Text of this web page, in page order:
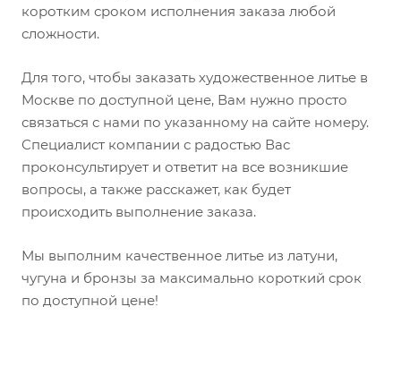
коротким сроком исполнения заказа любой
сложности.
Для того, чтобы заказать художественное литье в
Москве по доступной цене, Вам нужно просто
связаться с нами по указанному на сайте номеру.
Специалист компании с радостью Вас
проконсультирует и ответит на все возникшие
вопросы, а также расскажет, как будет
происходить выполнение заказа.
Мы выполним качественное литье из латуни,
чугуна и бронзы за максимально короткий срок
по доступной цене!